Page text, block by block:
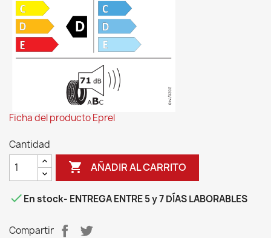
Ficha del producto Eprel
Cantidad
 AÑADIR AL CARRITO
En stock- ENTREGA ENTRE 5 y 7 DÍAS LABORABLES
Compartir